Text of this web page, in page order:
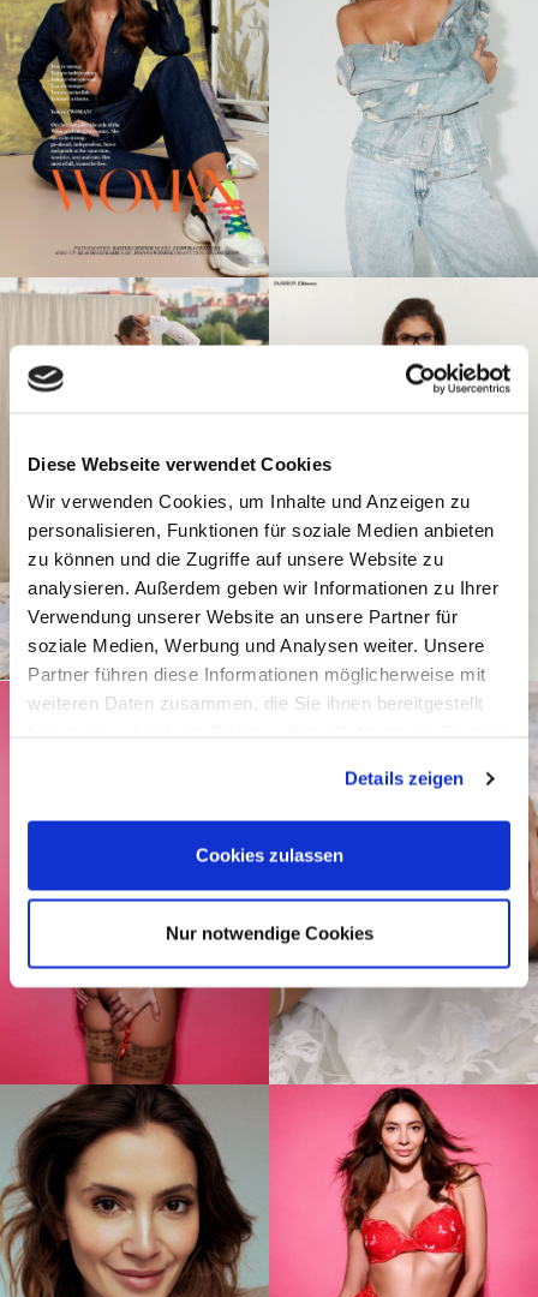
Diese Webseite verwendet Cookies
Wir verwenden Cookies, um Inhalte und Anzeigen zu
personalisieren, Funktionen für soziale Medien anbieten
zu können und die Zugriffe auf unsere Website zu
analysieren. Außerdem geben wir Informationen zu Ihrer
Verwendung unserer Website an unsere Partner für
soziale Medien, Werbung und Analysen weiter. Unsere
Partner führen diese Informationen möglicherweise mit
weiteren Daten zusammen, die Sie ihnen bereitgestellt
Details zeigen
Cookies zulassen
Nur notwendige Cookies